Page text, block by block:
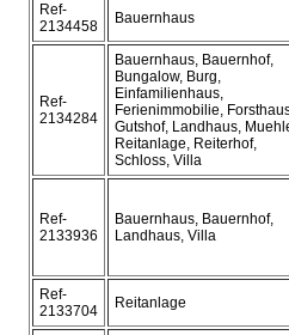
Ref-
2134458
Bauernhaus
Ref-
2134284
Bauernhaus, Bauernhof,
Bungalow, Burg,
Einfamilienhaus,
Ferienimmobilie,
Gutshof, Landhaus,
Reitanlage, Reiterhof,
Schloss, Villa
Ref-
2133936
Bauernhaus, Bauernhof,
Landhaus, Villa
Ref-
2133704
Reitanlage